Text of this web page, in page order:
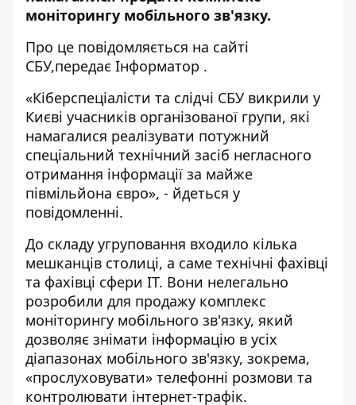
моніторингу мобільного зв'язку.
Про це повідомляється на сайті
СБУ,передає Інформатор .
«Кіберспеціалісти та слідчі СБУ викрили у
Києві учасників організованої групи, які
намагалися реалізувати потужний
спеціальний технічний засіб негласного
отримання інформації за майже
півмільйона євро», - йдеться у
повідомленні.
До складу угруповання входило кілька
мешканців столиці, а саме технічні фахівці
та фахівці сфери IT. Вони нелегально
розробили для продажу комплекс
моніторингу мобільного зв'язку, який
дозволяє знімати інформацію в усіх
діапазонах мобільного зв'язку, зокрема,
«прослуховувати» телефонні розмови та
контролювати інтернет-трафік.